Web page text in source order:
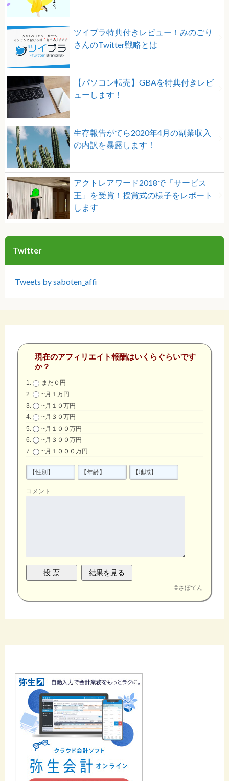
ツイブラ特典付きレビュー！みのごり
さんのTwitter戦略とは
【パソコン転売】GBAを特典付きレビ
ューします！
生存報告がてら2020年4月の副業収入
の内訳を暴露します！
アクトレアワード2018で「サービス
王」を受賞！授賞式の様子をレポート
します
Twitter
Tweets by saboten_affi
現在のアフィリエイト報酬はいくらぐらいです
か？
まだ０円
~月１万円
~月１０万円
~月３０万円
~月１００万円
~月３００万円
~月１０００万円
コメント
©さぼてん